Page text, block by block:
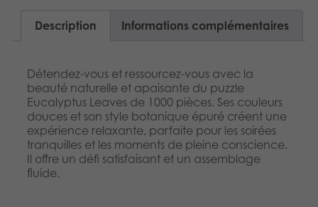
Description Informations complémentaires
Détendez-vous et ressourcez-vous avec la
beauté naturelle et apaisante du puzzle
Eucalyptus Leaves de 1000 pièces. Ses couleurs
douces et son style botanique épuré créent une
expérience relaxante, parfaite pour les soirées
tranquilles et les moments de pleine conscience.
Il offre un défi satisfaisant et un assemblage
fluide.